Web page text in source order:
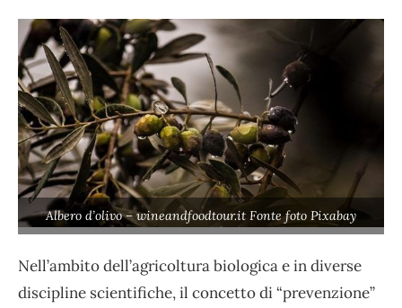
Albero d’olivo – wineandfoodtour.it Fonte foto Pixabay
Nell’ambito dell’agricoltura biologica e in diverse
discipline scientifiche, il concetto di “prevenzione”